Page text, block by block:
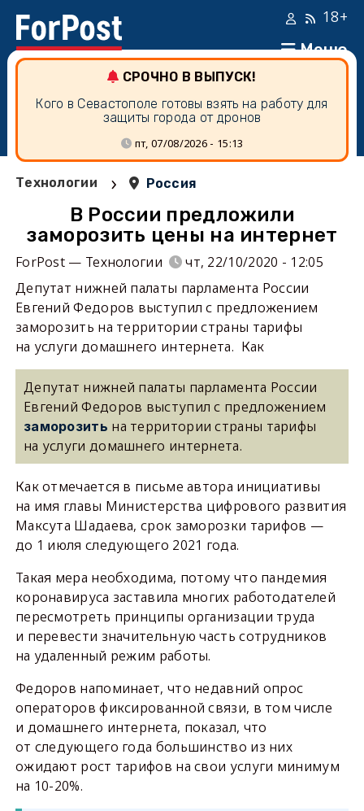
Меню
18+
СРОЧНО В ВЫПУСК!
Кого в Севастополе готовы взять на работу для
защиты города от дронов
пт, 07/08/2026 - 15:13
Технологии › Россия
В России предложили
заморозить цены на интернет
ForPost — Технологии
чт, 22/10/2020 - 12:05
Депутат нижней палаты парламента России
Евгений Федоров выступил с предложением
заморозить на территории страны тарифы
на услуги домашнего интернета. Как
Депутат нижней палаты парламента России
Евгений Федоров выступил с предложением
заморозить на территории страны тарифы
на услуги домашнего интернета.
Как отмечается в письме автора инициативы
на имя главы Министерства цифрового развития
Максута Шадаева, срок заморозки тарифов —
до 1 июля следующего 2021 года.
Такая мера необходима, потому что пандемия
коронавируса заставила многих работодателей
пересмотреть принципы организации труда
и перевести значительную часть сотрудников
на удаленный режим работы.
Федоров напоминает, что недавний опрос
операторов фиксированной связи, в том числе
и домашнего интернета, показал, что
от следующего года большинство из них
ожидают рост тарифов на свои услуги минимум
на 10-20%.